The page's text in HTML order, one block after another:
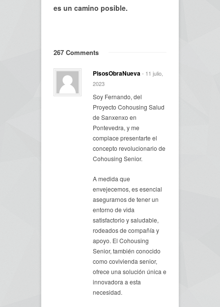
es un camino posible.
267 Comments
PisosObraNueva- 11 julio,
2023
Soy Fernando, del
Proyecto Cohousing Salud
de Sanxenxo en
Pontevedra, y me
complace presentarte el
concepto revolucionario de
Cohousing Senior.
A medida que
envejecemos, es esencial
asegurarnos de tener un
entorno de vida
satisfactorio y saludable,
rodeados de compañía y
apoyo. El Cohousing
Senior, también conocido
como covivienda senior,
ofrece una solución única e
innovadora a esta
necesidad.